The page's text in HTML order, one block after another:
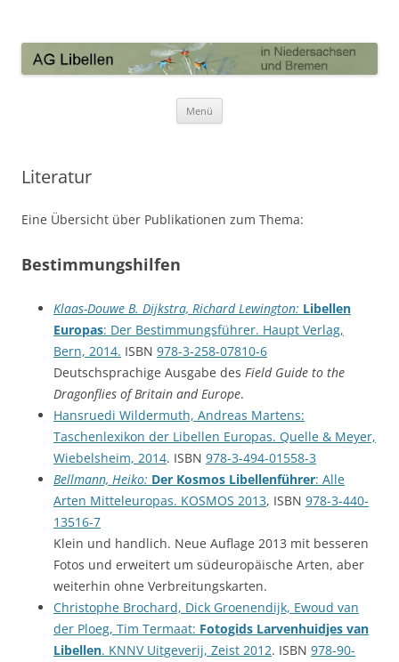
Bremen
Menü
Literatur
Eine Übersicht über Publikationen zum Thema:
Bestimmungshilfen
Klaas-Douwe B. Dijkstra, Richard Lewington: Libellen
Europas: Der Bestimmungsführer. Haupt Verlag,
Bern, 2014. ISBN 978-3-258-07810-6
Deutschsprachige Ausgabe des Field Guide to the
Dragonflies of Britain and Europe.
Hansruedi Wildermuth, Andreas Martens:
Taschenlexikon der Libellen Europas. Quelle & Meyer,
Wiebelsheim, 2014. ISBN 978-3-494-01558-3
Bellmann, Heiko: Der Kosmos Libellenführer: Alle
Arten Mitteleuropas. KOSMOS 2013, ISBN 978-3-440-
13516-7
Klein und handlich. Neue Auflage 2013 mit besseren
Fotos und erweitert um südeuropäische Arten, aber
weiterhin ohne Verbreitungskarten.
Christophe Brochard, Dick Groenendijk, Ewoud van
der Ploeg, Tim Termaat: Fotogids Larvenhuidjes van
Libellen. KNNV Uitgeverij, Zeist 2012. ISBN 978-90-